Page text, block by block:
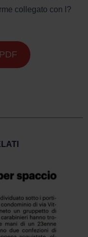
collegato con l?